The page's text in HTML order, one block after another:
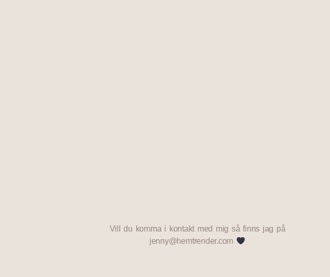
Vill du komma i kontakt med mig så finns jag på
jenny@hemtrender.com